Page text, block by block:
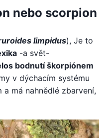
nebo scorpion
limpidus), Je to
-a svět-
bodnutí škorpiónem
v dýchacím systému
má nahnědlé zbarvení,